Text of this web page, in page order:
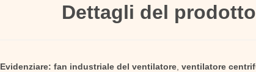
Dettagli del prodotto
Evidenziare: fan industriale del ventilatore ventilatore